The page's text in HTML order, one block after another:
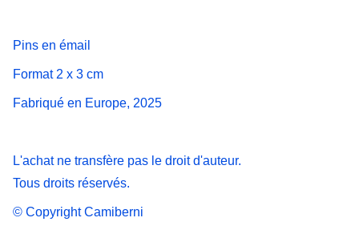
Pins en émail
Format 2 x 3 cm
Fabriqué en Europe, 2025
L'achat ne transfère pas le droit d'auteur.
Tous droits réservés.
© Copyright Camiberni